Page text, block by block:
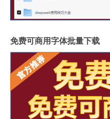
免费可商用字体批量下载